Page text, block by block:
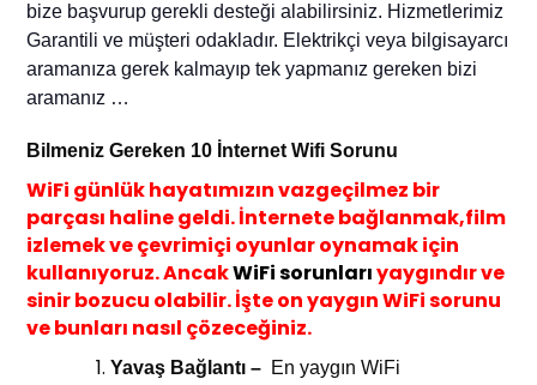
bize başvurup gerekli desteği alabilirsiniz. Hizmetlerimiz
Garantili ve müşteri odakladır. E lektrikçi veya bilgisayarcı
aramanıza gerek kalmayıptek yapmanız gereken bizi
aramanız …
Bilmeniz Gereken 10 İnternet Wifi Sorunu
WiFi günlük hayatımızın vazgeçilmez bir
parçası haline geldi. İnternete bağlanmak,film
izlemek ve çevrimiçi oyunlar oynamak için
kullanıyoruz. AncakWiFi sorunlarıyaygındır ve
sinir bozucu olabilir. İşte on yaygın WiFi sorunu
ve bunları nasıl çözeceğiniz.
Yavaş Bağlantı – En yaygın WiFi